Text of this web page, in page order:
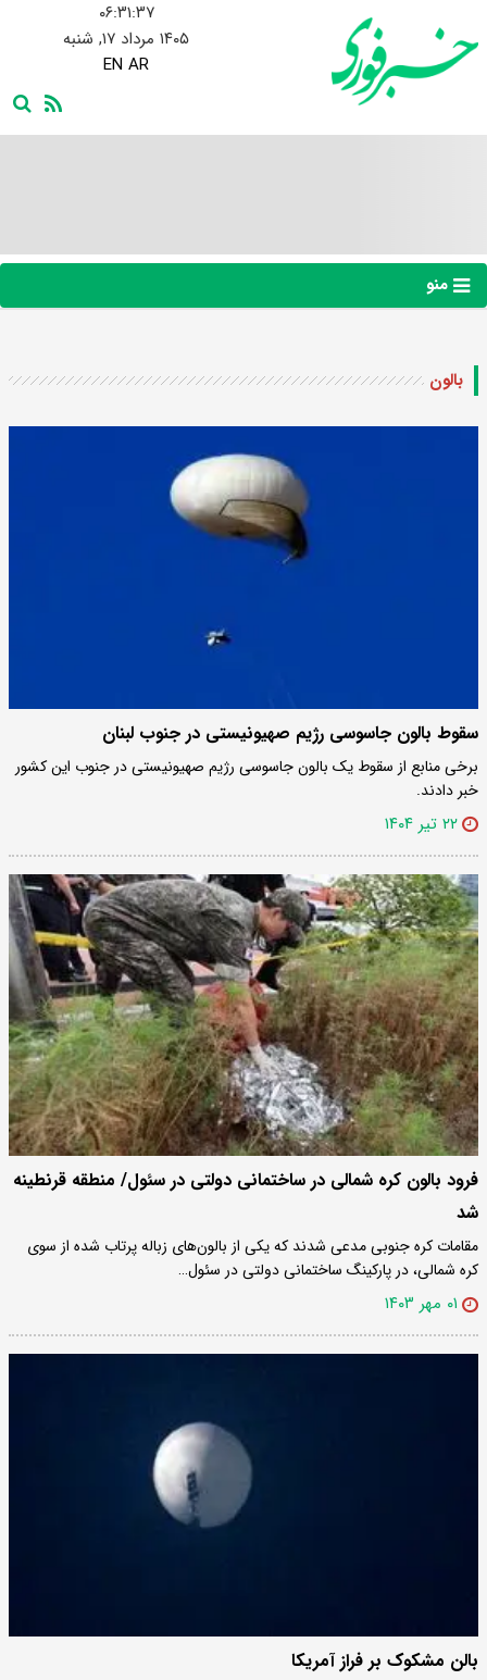
۰۶:۳۱:۳۸
۱۴۰۵ مرداد ۱۷, شنبه
EN AR
منو
بالون
سقوط بالون جاسوسی رژیم صهیونیستی در جنوب لبنان
برخی منابع از سقوط یک بالون جاسوسی رژیم صهیونیستی در جنوب این کشور
خبر دادند.
۲۲ تیر ۱۴۰۴
فرود بالون کره شمالی در ساختمانی دولتی در سئول/ منطقه قرنطینه
شد
مقامات کره جنوبی مدعی شدند که یکی از بالون‌های زباله‌ پرتاب شده از سوی
کره شمالی، در پارکینگ ساختمانی دولتی در سئول…
۰۱ مهر ۱۴۰۳
بالن مشکوک بر فراز آمریکا